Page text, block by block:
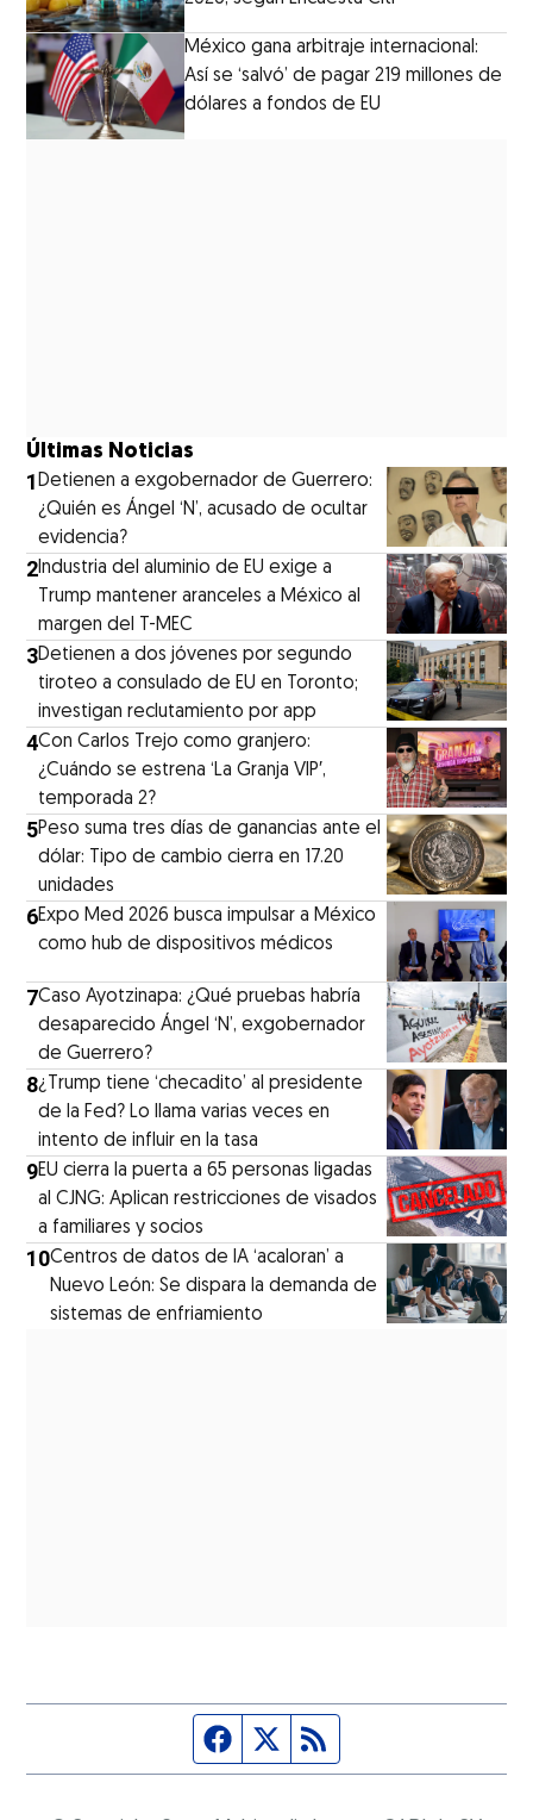
México gana arbitraje internacional:
Así se ‘salvó’ de pagar 219 millones de
dólares a fondos de EU
Últimas Noticias
1Detienen a exgobernador de Guerrero:
¿Quién es Ángel ‘N’, acusado de ocultar
evidencia?
2Industria del aluminio de EU exige a
Trump mantener aranceles a México al
margen del T-MEC
3Detienen a dos jóvenes por segundo
tiroteo a consulado de EU en Toronto;
investigan reclutamiento por app
4Con Carlos Trejo como granjero:
¿Cuándo se estrena ‘La Granja VIP′,
temporada 2?
5Peso suma tres días de ganancias ante el
dólar: Tipo de cambio cierra en 17.20
unidades
6Expo Med 2026 busca impulsar a México
como hub de dispositivos médicos
7Caso Ayotzinapa: ¿Qué pruebas habría
desaparecido Ángel ‘N’, exgobernador
de Guerrero?
8¿Trump tiene ‘checadito’ al presidente
de la Fed? Lo llama varias veces en
intento de influir en la tasa
9EU cierra la puerta a 65 personas ligadas
al CJNG: Aplican restricciones de visados
a familiares y socios
10Centros de datos de IA ‘acaloran’ a
Nuevo León: Se dispara la demanda de
sistemas de enfriamiento
Página de Facebook
Fuente Twitter